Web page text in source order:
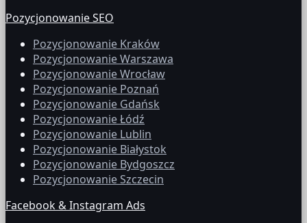
Pozycjonowanie SEO
Pozycjonowanie Kraków
Pozycjonowanie Warszawa
Pozycjonowanie Wrocław
Pozycjonowanie Poznań
Pozycjonowanie Gdańsk
Pozycjonowanie Łódź
Pozycjonowanie Lublin
Pozycjonowanie Białystok
Pozycjonowanie Bydgoszcz
Pozycjonowanie Szczecin
Facebook & Instagram Ads